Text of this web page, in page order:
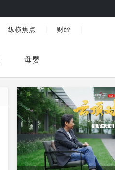
纵横焦点 财经
母婴